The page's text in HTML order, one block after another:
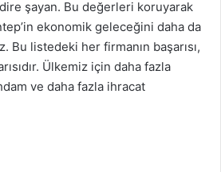
şayan. Bu değerleri koruyarak
ekonomik geleceğini daha da
Bu listedeki her firmanın başarısı,
Ülkemiz için daha fazla
ve daha fazla ihracat